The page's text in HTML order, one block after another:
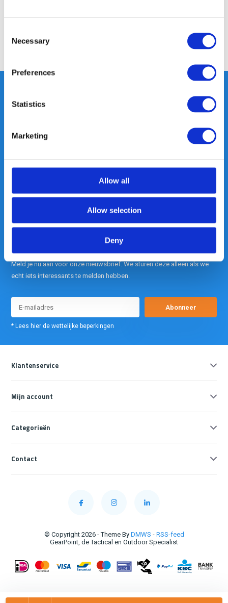
Selection
Necessary
Preferences
Statistics
Marketing
Allow all
Allow selection
Deny
contact met ons op.
Meld je nu aan voor onze nieuwsbrief. We sturen deze alleen als we
echt iets interessants te melden hebben.
Abonneer
* Lees hier de wettelijke beperkingen
Klantenservice
Mijn account
Categorieën
Contact
© Copyright 2026 - Theme By DMWS - RSS-feed
GearPoint, de Tactical en Outdoor Specialist